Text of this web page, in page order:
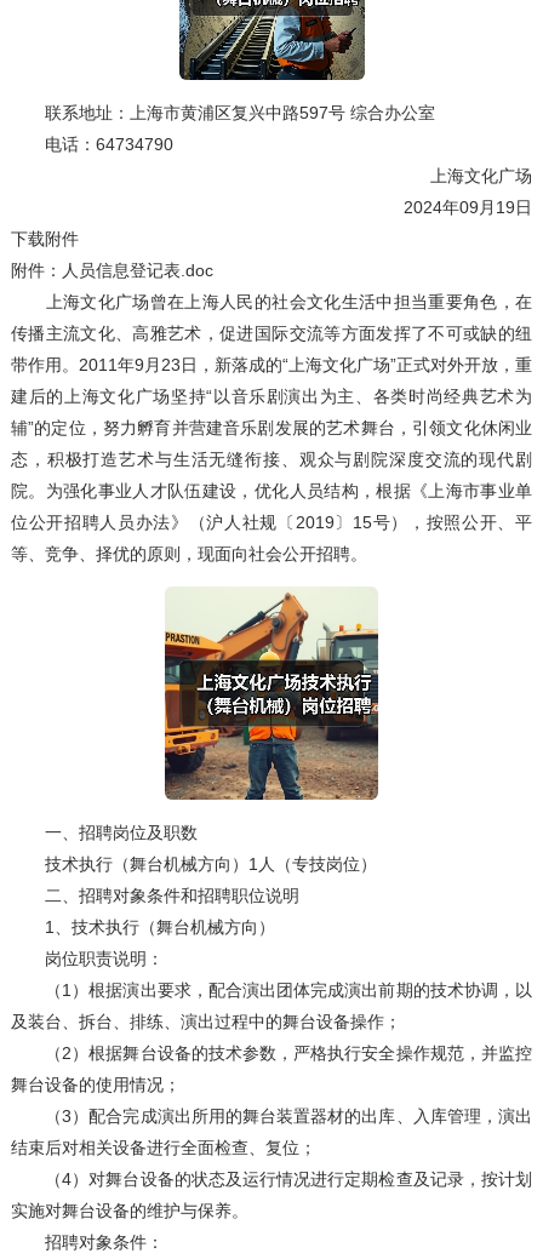
联系地址：上海市黄浦区复兴中路597号 综合办公室
电话：64734790
上海文化广场
2024年09月19日
下载附件
附件：人员信息登记表.doc
上海文化广场曾在上海人民的社会文化生活中担当重要角色，在
传播主流文化、高雅艺术，促进国际交流等方面发挥了不可或缺的纽
带作用。2011年9月23日，新落成的“上海文化广场”正式对外开放，重
建后的上海文化广场坚持“以音乐剧演出为主、各类时尚经典艺术为
辅”的定位，努力孵育并营建音乐剧发展的艺术舞台，引领文化休闲业
态，积极打造艺术与生活无缝衔接、观众与剧院深度交流的现代剧
院。为强化事业人才队伍建设，优化人员结构，根据《上海市事业单
位公开招聘人员办法》（沪人社规〔2019〕15号），按照公开、平
等、竞争、择优的原则，现面向社会公开招聘。
一、招聘岗位及职数
技术执行（舞台机械方向）1人（专技岗位）
二、招聘对象条件和招聘职位说明
1、技术执行（舞台机械方向）
岗位职责说明：
（1）根据演出要求，配合演出团体完成演出前期的技术协调，以
及装台、拆台、排练、演出过程中的舞台设备操作；
（2）根据舞台设备的技术参数，严格执行安全操作规范，并监控
舞台设备的使用情况；
（3）配合完成演出所用的舞台装置器材的出库、入库管理，演出
结束后对相关设备进行全面检查、复位；
（4）对舞台设备的状态及运行情况进行定期检查及记录，按计划
实施对舞台设备的维护与保养。
招聘对象条件：